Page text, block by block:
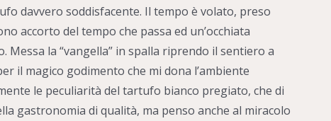
davvero soddisfacente. Il tempo è volato, preso
accorto del tempo che passa ed un’occhiata
la “vangella” in spalla riprendo il sentiero a
il magico godimento che mi dona l’ambiente
le peculiarità del tartufo bianco pregiato, che di
gastronomia di qualità, ma penso anche al miracolo